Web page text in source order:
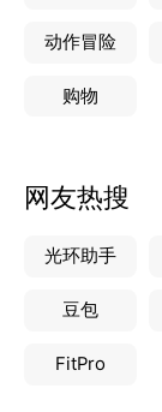
动作冒险
购物
网友热搜
光环助手
豆包
FitPro